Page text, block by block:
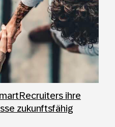
ihre
zukunftsfähig